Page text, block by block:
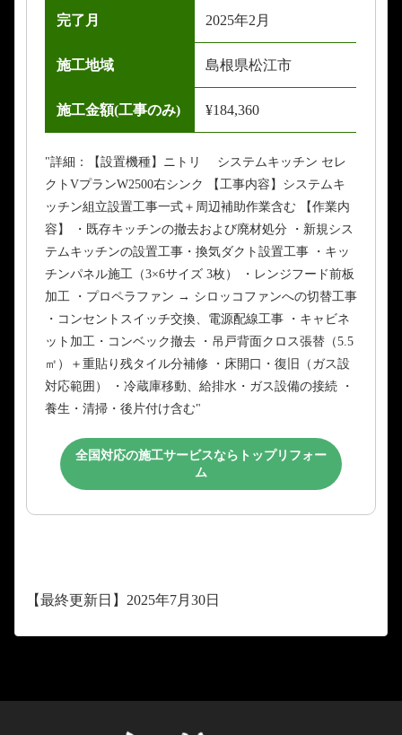
完了月 2025年2月
施工地域 島根県松江市
施工金額(工事のみ) ¥184,360
"詳細：【設置機種】ニトリ システムキッチン セレ
クトVプランW2500右シンク 【工事内容】システムキ
ッチン組立設置工事一式＋周辺補助作業含む 【作業内
容】 ・既存キッチンの撤去および廃材処分 ・新規シス
テムキッチンの設置工事・換気ダクト設置工事 ・キッ
チンパネル施工（3×6サイズ 3枚） ・レンジフード前板
加工 ・プロペラファン → シロッコファンへの切替工事
・コンセントスイッチ交換、電源配線工事 ・キャビネ
ット加工・コンベック撤去 ・吊戸背面クロス張替（5.5
㎡）＋重貼り残タイル分補修 ・床開口・復旧（ガス設
対応範囲） ・冷蔵庫移動、給排水・ガス設備の接続 ・
養生・清掃・後片付け含む"
全国対応の施工サービスならトップリフォー
ム
【最終更新日】2025年7月30日